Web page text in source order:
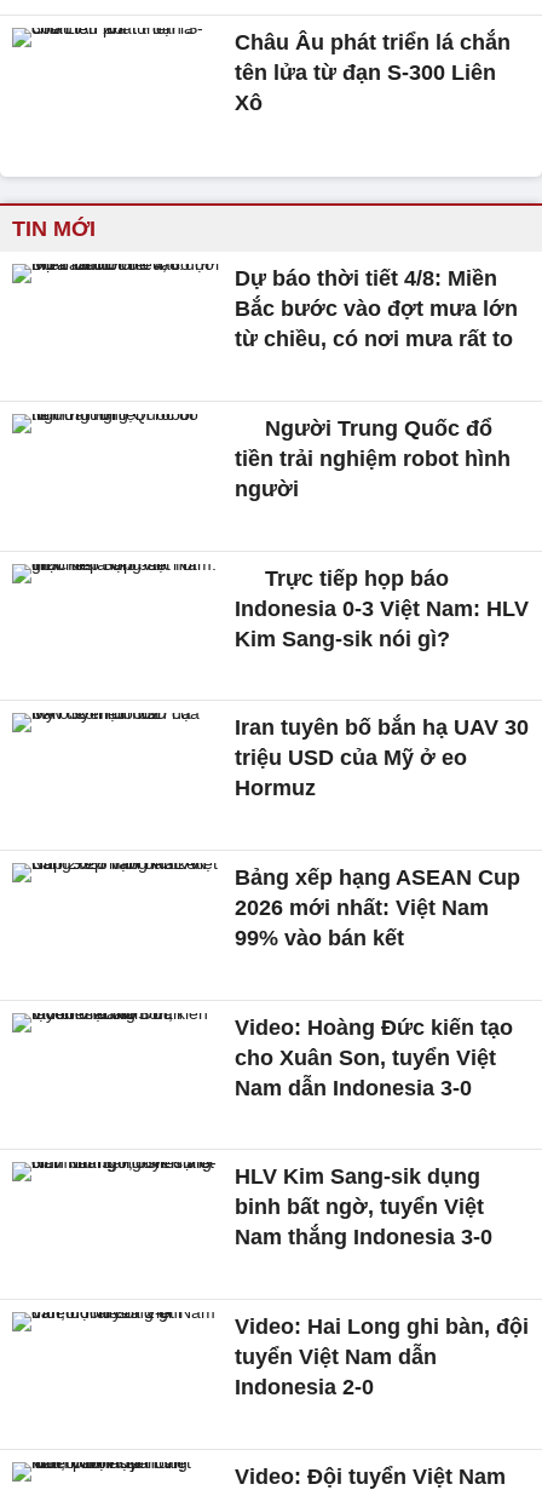
Châu Âu phát triển lá chắn
tên lửa từ đạn S-300 Liên
Xô
TIN MỚI
Dự báo thời tiết 4/8: Miền
Bắc bước vào đợt mưa lớn
từ chiều, có nơi mưa rất to
Người Trung Quốc đổ
tiền trải nghiệm robot hình
người
Trực tiếp họp báo
Indonesia 0-3 Việt Nam: HLV
Kim Sang-sik nói gì?
Iran tuyên bố bắn hạ UAV 30
triệu USD của Mỹ ở eo
Hormuz
Bảng xếp hạng ASEAN Cup
2026 mới nhất: Việt Nam
99% vào bán kết
Video: Hoàng Đức kiến tạo
cho Xuân Son, tuyển Việt
Nam dẫn Indonesia 3-0
HLV Kim Sang-sik dụng
binh bất ngờ, tuyển Việt
Nam thắng Indonesia 3-0
Video: Hai Long ghi bàn, đội
tuyển Việt Nam dẫn
Indonesia 2-0
Video: Đội tuyển Việt Nam